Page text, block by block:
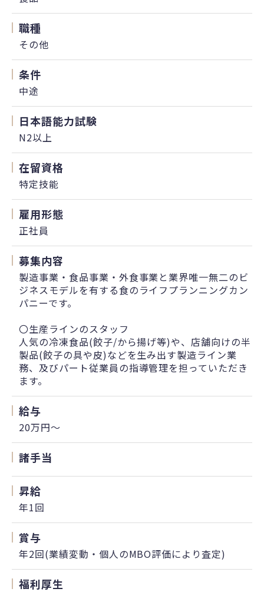
職種
その他
条件
中途
日本語能力試験
N2以上
在留資格
特定技能
雇用形態
正社員
募集内容
製造事業・食品事業・外食事業と業界唯一無二のビ
ジネスモデルを有する食のライフプランニングカン
パニーです。
〇生産ラインのスタッフ
人気の冷凍食品(餃子/から揚げ等)や、店舗向けの半
製品(餃子の具や皮)などを生み出す製造ライン業
務、及びパート従業員の指導管理を担っていただき
ます。
給与
20万円〜
諸手当
昇給
年1回
賞与
年2回(業績変動・個人のMBO評価により査定)
福利厚生